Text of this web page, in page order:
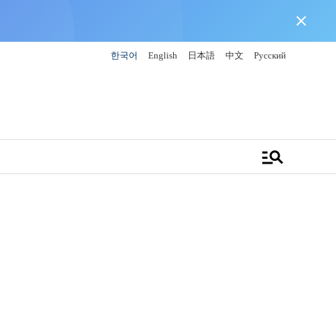
close
한국어 English 日本語 中文 Русский
manage_search